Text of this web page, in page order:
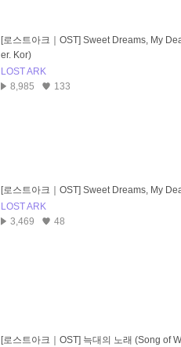
[로스트아크｜OST] Sweet Dreams, My
er. Kor)
LOST ARK
8,985
133
[로스트아크｜OST] Sweet Dreams, My
LOST ARK
3,469
48
[로스트아크｜OST] 늑대의 노래 (Song of